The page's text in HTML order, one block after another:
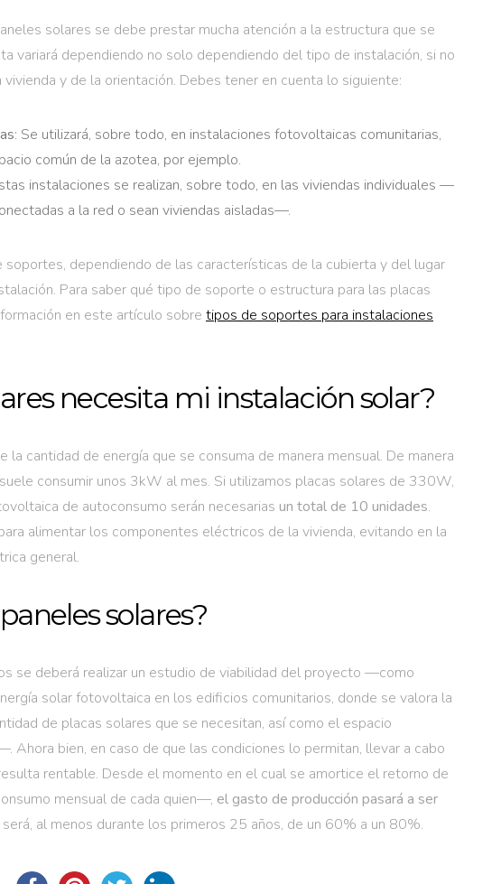
solares se debe prestar mucha atención a la estructura que se
variará dependiendo no solo dependiendo del tipo de instalación, si no
y de la orientación. Debes tener en cuenta lo siguiente:
: Se utilizará, sobre todo, en instalaciones fotovoltaicas comunitarias,
común de la azotea, por ejemplo.
instalaciones se realizan, sobre todo, en las viviendas individuales —
a la red o sean viviendas aisladas—.
dependiendo de las características de la cubierta y del lugar
Para saber qué tipo de soporte o estructura para las placas
en este artículo sobre tipos de soportes para instalaciones
necesita mi instalación solar?
cantidad de energía que se consuma de manera mensual. De manera
consumir unos 3kW al mes. Si utilizamos placas solares de 330W,
de autoconsumo serán necesarias un total de 10 unidades.
alimentar los componentes eléctricos de la vivienda, evitando en la
general.
solares?
se deberá realizar un estudio de viabilidad del proyecto —como
solar fotovoltaica en los edificios comunitarios, donde se valora la
de placas solares que se necesitan, así como el espacio
Ahora bien, en caso de que las condiciones lo permitan, llevar a cabo
rentable. Desde el momento en el cual se amortice el retorno de
mensual de cada quien—, el gasto de producción pasará a ser
al menos durante los primeros 25 años, de un 60% a un 80%.